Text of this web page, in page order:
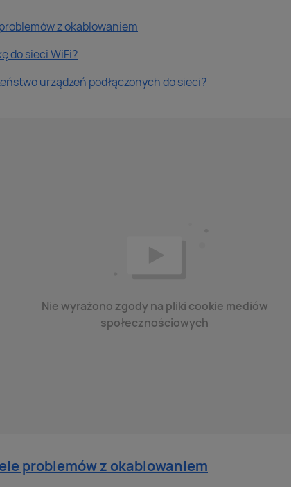
z okablowaniem
do sieci WiFi?
urządzeń podłączonych do sieci?
Nie wyrażono zgody na pliki cookie mediów
społecznościowych
problemów z okablowaniem